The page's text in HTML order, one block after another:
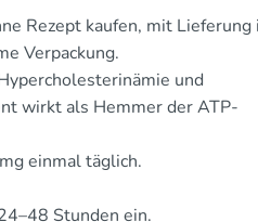
Rezept kaufen, mit Lieferung
Verpackung.
und
wirkt als Hemmer der ATP-
einmal täglich.
Stunden ein.